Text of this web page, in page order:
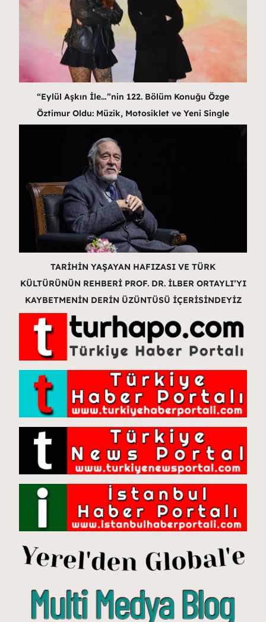
“Eylül Aşkın İle…”nin 122. Bölüm Konuğu Özge
Öztimur Oldu: Müzik, Motosiklet ve Yeni Single
TARİHİN YAŞAYAN HAFIZASI VE TÜRK
KÜLTÜRÜNÜN REHBERİ PROF. DR. İLBER ORTAYLI’YI
KAYBETMENİN DERİN ÜZÜNTÜSÜ İÇERİSİNDEYİZ